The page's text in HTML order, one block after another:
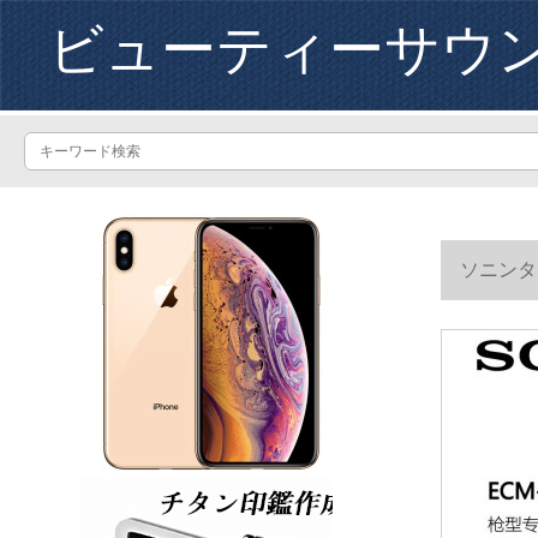
ビューティーサウ
ソニン